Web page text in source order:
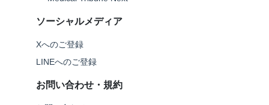
ソーシャルメディア
Xへのご登録
LINEへのご登録
お問い合わせ・規約